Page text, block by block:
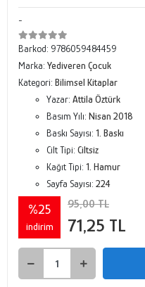
-
Barkod: 9786059484459
Marka: Yediveren Çocuk
Kategori: Bilimsel Kitaplar
Yazar: Attila Öztürk
Basım Yılı: Nisan 2018
Baskı Sayısı: 1. Baskı
Cilt Tipi: Ciltsiz
Kağıt Tipi: 1. Hamur
Sayfa Sayısı: 224
%25
indirim
95,00 TL
71,25 TL